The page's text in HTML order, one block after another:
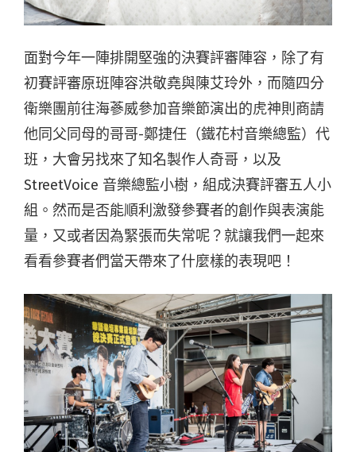
面對今年一陣排開堅強的決賽評審陣容，除了有
初賽評審原班陣容洪敬堯與陳艾玲外，而隨四分
衛樂團前往海蔘威參加音樂節演出的虎神則商請
他同父同母的哥哥-鄭捷任（鐵花村音樂總監）代
班，大會另找來了知名製作人奇哥，以及
StreetVoice 音樂總監小樹，組成決賽評審五人小
組。然而是否能順利激發參賽者的創作與表演能
量，又或者因為緊張而失常呢？就讓我們一起來
看看參賽者們當天帶來了什麼樣的表現吧！